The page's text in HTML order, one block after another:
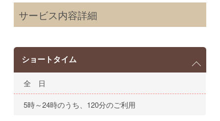
サービス内容詳細
ショートタイム
全 日
5時～24時のうち、120分のご利用